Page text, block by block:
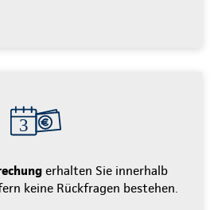
erhalten Sie innerhalb
keine Rückfragen bestehen.